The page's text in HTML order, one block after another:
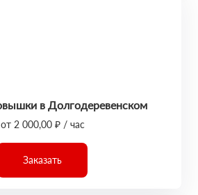
в Долгодеревенском
от 2 000,00 ₽ / час
Заказать